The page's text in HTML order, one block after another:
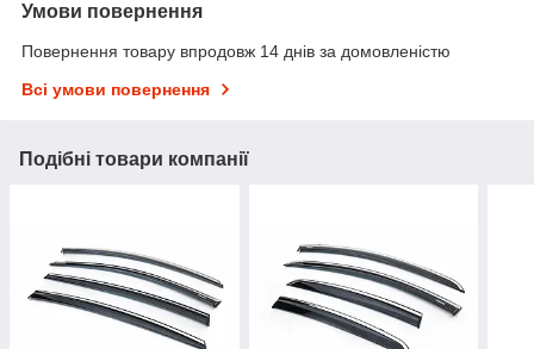
Умови повернення
Повернення товару впродовж 14 днів за домовленістю
Всі умови повернення
Подібні товари компанії